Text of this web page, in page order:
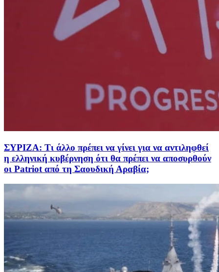
ΣΥΡΙΖΑ: Τι άλλο πρέπει να γίνει για να αντιληφθεί
η ελληνική κυβέρνηση ότι θα πρέπει να αποσυρθούν
οι Patriot από τη Σαουδική Αραβία;